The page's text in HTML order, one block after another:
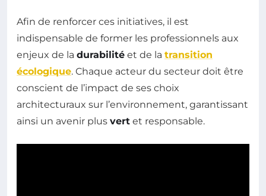
Afin de renforcer ces initiatives, il est
indispensable de former les professionnels aux
enjeux de la durabilité et de la transition
écologique. Chaque acteur du secteur doit être
conscient de l’impact de ses choix
architecturaux sur l’environnement, garantissant
ainsi un avenir plus vert et responsable.